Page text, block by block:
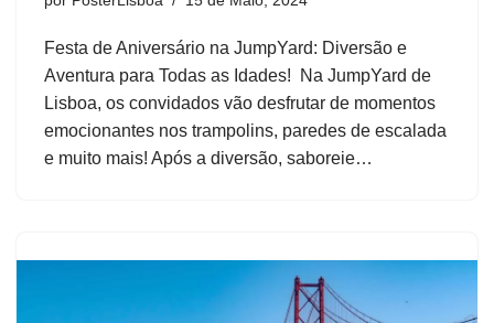
Festa de Aniversário na JumpYard: Diversão e
Aventura para Todas as Idades! Na JumpYard de
Lisboa, os convidados vão desfrutar de momentos
emocionantes nos trampolins, paredes de escalada
e muito mais! Após a diversão, saboreie…